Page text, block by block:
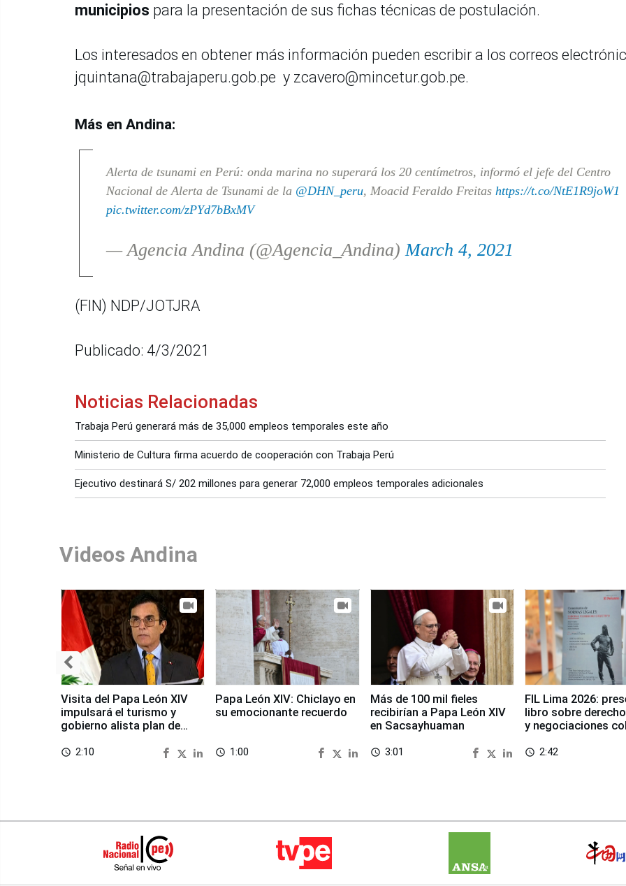
municipios para la presentación de sus fichas técnicas de postulación.
Los interesados en obtener más información pueden escribir a los correos
jquintana@trabajaperu.gob.pe y zcavero@mincetur.gob.pe.
Más en Andina:
Alerta de tsunami en Perú: onda marina no superará los 20 centímetros, informó el jefe del Centro
Nacional de Alerta de Tsunami de la @DHN_peru, Moacid Feraldo Freitas https://t.co/NtE1R9joW1
pic.twitter.com/zPYd7bBxMV
— Agencia Andina (@Agencia_Andina)March 4, 2021
(FIN) NDP/JOTJRA
Publicado: 4/3/2021
Noticias Relacionadas
Trabaja Perú generará más de 35,000 empleos temporales este año
Ministerio de Cultura firma acuerdo de cooperación con Trabaja Perú
Ejecutivo destinará S/ 202 millones para generar 72,000 empleos temporales adicionales
Videos Andina
Visita del Papa León XIV
impulsará el turismo y
gobierno alista plan de
access_time 2:10
Papa León XIV: Chiclayo en
su emocionante recuerdo
access_time 1:00
Más de 100 mil fieles
recibirían a Papa León XIV
en Sacsayhuaman
access_time 3:01
FIL Lima 2026:
libro sobre
y negociaciones
access_time 2:42